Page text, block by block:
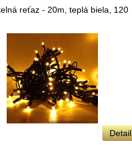
reťaz - 20m, teplá biela, 120
Detail